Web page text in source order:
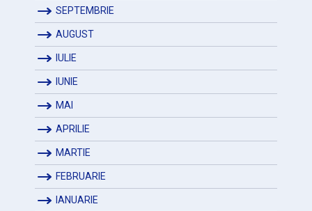
SEPTEMBRIE
AUGUST
IULIE
IUNIE
MAI
APRILIE
MARTIE
FEBRUARIE
IANUARIE